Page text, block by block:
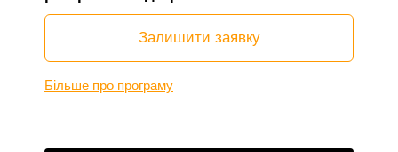
Залишити заявку
Більше про програму